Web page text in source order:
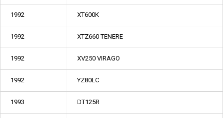
1992 XT600K
1992 XTZ660 TENERE
1992 XV250 VIRAGO
1992 YZ80LC
1993 DT125R